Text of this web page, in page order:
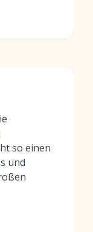
so einen
und